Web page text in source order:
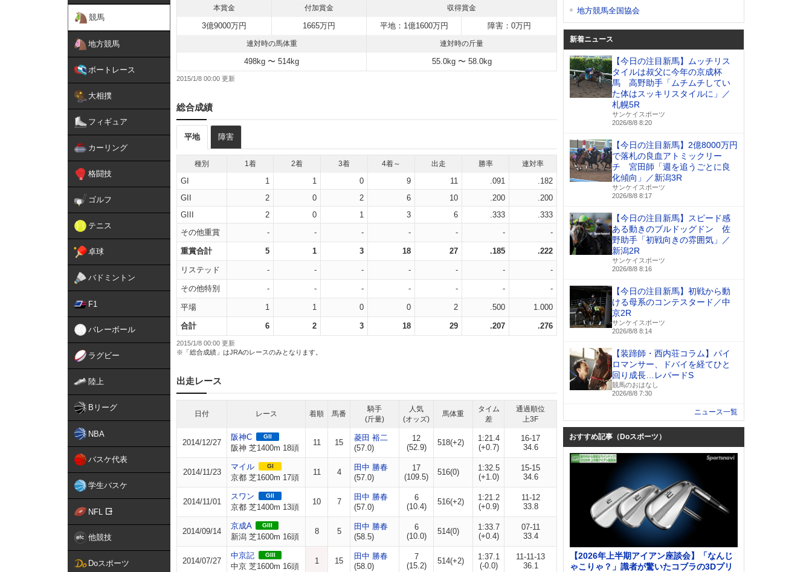
競馬
地方競馬
ボートレース
大相撲
フィギュア
カーリング
格闘技
ゴルフ
テニス
卓球
バドミントン
F1
バレーボール
ラグビー
陸上
Bリーグ
NBA
バスケ代表
学生バスケ
NFL
他競技
Doスポーツ
本賞金 付加賞金 収得賞金
3億9000万円 1665万円 平地：1億1600万円 障害：0万円
連対時の馬体重 連対時の斤量
498kg 〜 514kg 55.0kg 〜 58.0kg
2015/1/8 00:00
総合成績
平地 障害
種別 1着 2着 3着 4着～ 出走 勝率 連対率
GI 1 1 0 9 11 .091
.182
GII
2 0 2 6 10 .200
.200
GIII
2 0 1 3 6 .333
.333
その他重賞
- - - - - - -
重賞合計 5 1 3 18 27 .185 .222
リステッド - - - - - - -
その他特別 - - - - - - -
平場 1 1 0 0 2 .500 1.000
合計 6 2 3 18 29 .207 .276
2015/1/8 00:00 更新
※「総合成績」はJRAのレースのみとなります。
出走レース
日付 レース 着順 馬番
騎手
(斤量)
人気
(オッズ)
馬体重
タイム
差
通過順位
上3F
2014/12/27
阪神C GII
阪神 芝1400m 18頭
11 15
菱田 裕二
(57.0)
12
(52.9)
518(+2)
1:21.4
(+0.7)
16-17
34.6
2014/11/23
マイル GI
京都 芝1600m 17頭
11 4
田中 勝春
(57.0)
17
(109.5)
516(0)
1:32.5
(+1.0)
15-15
34.6
2014/11/01
スワン GII
京都 芝1400m 13頭
10 7
田中 勝春
(57.0)
6
(10.4)
516(+2)
1:21.2
(+0.9)
11-12
33.8
2014/09/14
京成A GIII
新潟 芝1600m 16頭
8 5
田中 勝春
(58.5)
6
(10.0)
514(0)
1:33.7
(+0.4)
07-11
33.4
2014/07/27
中京記 GIII
中京 芝1600m 16頭
1 15
田中 勝春
(58.0)
7
(15.2)
514(+2)
1:37.1
(-0.0)
11-11-13
36.1
地方競馬全国協会
新着ニュース
【今日の注目新馬】ムッチリス
タイルは叔父に今年の京成杯
馬 高野助手「ムチムチしてい
た体はスッキリスタイルに」／
札幌5R
サンケイスポーツ
2026/8/8 8:20
【今日の注目新馬】2億8000万円
で落札の良血アトミックリー
チ 宮田師「週を追うごとに良
化傾向」／新潟3R
サンケイスポーツ
2026/8/8 8:17
【今日の注目新馬】スピード感
ある動きのブルドッグドン 佐
野助手「初戦向きの雰囲気」／
新潟2R
サンケイスポーツ
2026/8/8 8:16
【今日の注目新馬】初戦から動
ける母系のコンテスタード／中
京2R
サンケイスポーツ
2026/8/8 8:14
【装蹄師・西内荘コラム】パイ
ロマンサー、ドバイを経てひと
回り成長…レパードS
競馬のおはなし
2026/8/8 7:30
ニュース一覧
おすすめ記事（Doスポーツ）
【2026年上半期アイアン座談会】「なんじ
ゃこりゃ？」識者が驚いたコブラの3Dプリ